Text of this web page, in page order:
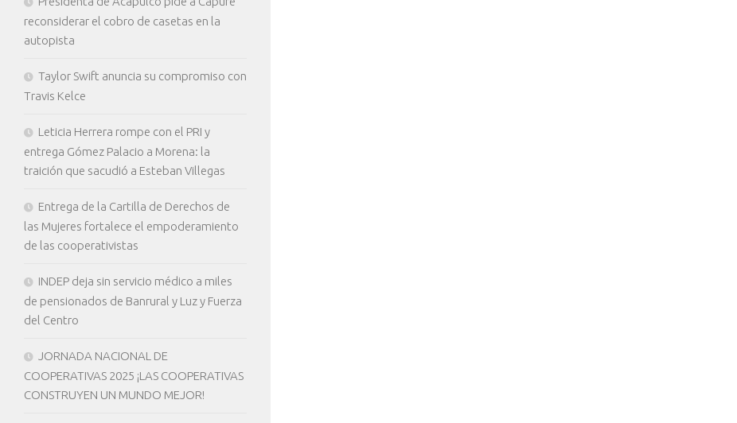
reconsiderar el cobro de casetas en la
autopista
Taylor Swift anuncia su compromiso con
Travis Kelce
Leticia Herrera rompe con el PRI y
entrega Gómez Palacio a Morena: la
traición que sacudió a Esteban Villegas
Entrega de la Cartilla de Derechos de
las Mujeres fortalece el empoderamiento
de las cooperativistas
INDEP deja sin servicio médico a miles
de pensionados de Banrural y Luz y Fuerza
del Centro
JORNADA NACIONAL DE
COOPERATIVAS 2025 ¡LAS COOPERATIVAS
CONSTRUYEN UN MUNDO MEJOR!